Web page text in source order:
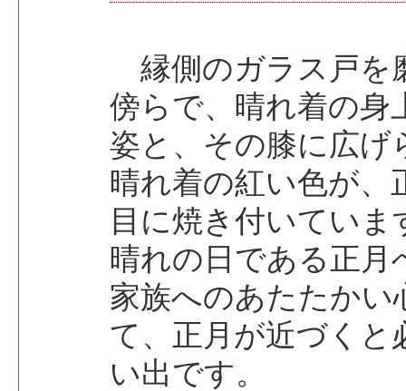
縁側のガラス戸を
傍らで、晴れ着の身
姿と、その膝に広げ
晴れ着の紅い色が、
目に焼き付いてい
晴れの日である正月
家族へのあたたかい
て、正月が近づくと
い出です。